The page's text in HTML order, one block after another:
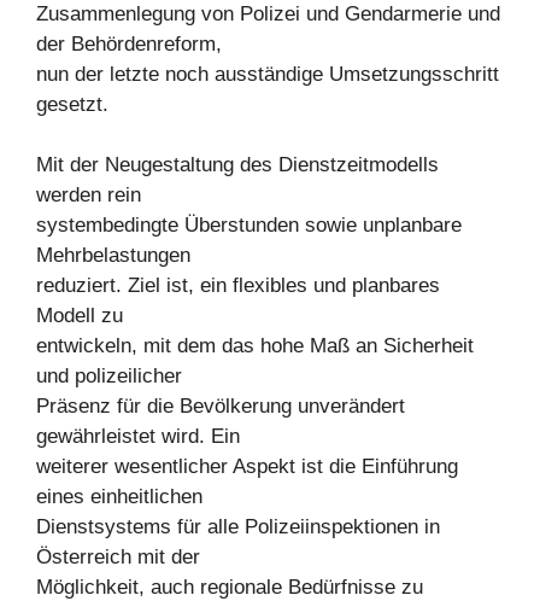
Zusammenlegung von Polizei und Gendarmerie und
der Behördenreform,
nun der letzte noch ausständige Umsetzungsschritt
gesetzt.
Mit der Neugestaltung des Dienstzeitmodells
werden rein
systembedingte Überstunden sowie unplanbare
Mehrbelastungen
reduziert. Ziel ist, ein flexibles und planbares
Modell zu
entwickeln, mit dem das hohe Maß an Sicherheit
und polizeilicher
Präsenz für die Bevölkerung unverändert
gewährleistet wird. Ein
weiterer wesentlicher Aspekt ist die Einführung
eines einheitlichen
Dienstsystems für alle Polizeiinspektionen in
Österreich mit der
Möglichkeit, auch regionale Bedürfnisse zu